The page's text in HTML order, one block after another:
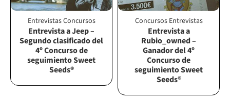
EntrevistasConcursos
Entrevista a Jeep –
Segundo clasificado del
4º Concurso de
seguimiento Sweet
Seeds®
Concursos Entrevistas
Entrevista a
Rubio_owned –
Ganador del 4º
Concurso de
seguimiento Sweet
Seeds®